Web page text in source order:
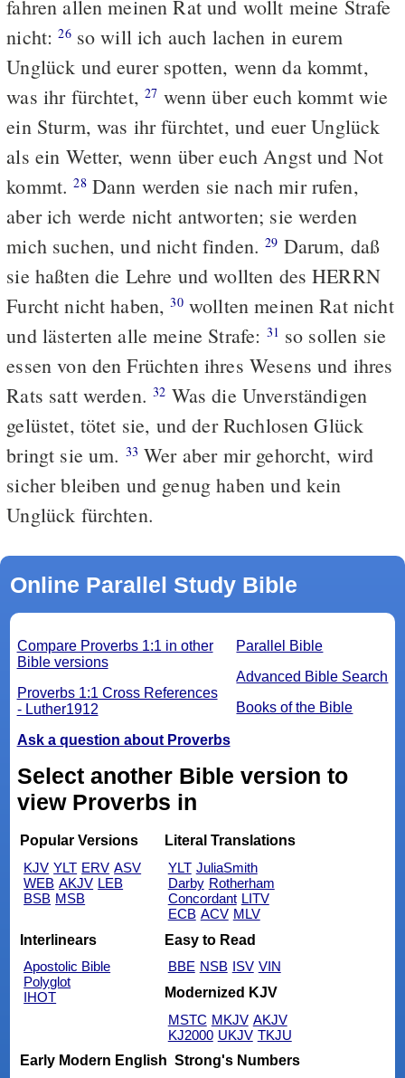
fahren allen meinen Rat und wollt meine Strafe
nicht:26so will ich auch lachen in eurem
Unglück und eurer spotten, wenn da kommt,
was ihr fürchtet,27 wenn über euch kommt wie
ein Sturm, was ihr fürchtet, und euer Unglück
als ein Wetter, wenn über euch Angst und Not
kommt.28Dann werden sie nach mir rufen,
aber ich werde nicht antworten; sie werden
mich suchen, und nicht finden.29 Darum, daß
sie haßten die Lehre und wollten des HERRN
Furcht nicht haben,30wollten meinen Rat nicht
und lästerten alle meine Strafe: 31 so sollen sie
essen von den Früchten ihres Wesens und ihres
Rats satt werden.32 Was die Unverständigen
gelüstet, tötet sie, und der Ruchlosen Glück
bringt sie um. 33 Wer aber mir gehorcht, wird
sicher bleiben und genug haben und kein
Unglück fürchten.
Online Parallel Study Bible
Parallel Bible
Advanced Bible Search
Books of the Bible
Compare Proverbs 1:1 in other
Bible versions
Proverbs 1:1 Cross References
- Luther1912
Ask a question about Proverbs
Select another Bible version to
view Proverbs in
Popular Versions
KJV YLT ERV ASV
WEB AKJV LEB
BSB MSB
Literal Translations
YLT JuliaSmith
Darby Rotherham
Concordant LITV
ECB ACV MLV
Interlinears
Apostolic Bible
Polyglot
IHOT
Easy to Read
BBE NSB ISV VIN
Modernized KJV
MSTC MKJV AKJV
KJ2000 UKJV TKJU
Early Modern English Strong's Numbers